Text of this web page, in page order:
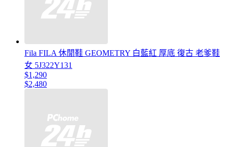
Fila FILA 休閒鞋 GEOMETRY 白藍紅 厚底 復古 老爹鞋
女 5J322Y131
$1,290
$2,480